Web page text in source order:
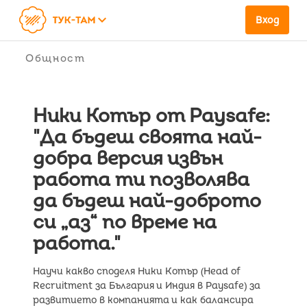
keyboard_arrow_down Вход
Общност
Ники Котър oт Paysafe:
"Да бъдеш своята най-
добра версия извън
работа ти позволява
да бъдеш най-доброто
си „аз“ по време на
работа."
Научи какво споделя Ники Котър (Head of
Recruitment за България и Индия в Paysafe) за
развитието в компанията и как балансира